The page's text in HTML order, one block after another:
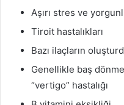
Aşırı stres ve
Tiroit hastalıkları
Bazı ilaçların
Genellikle baş
“vertigo” hastalığı